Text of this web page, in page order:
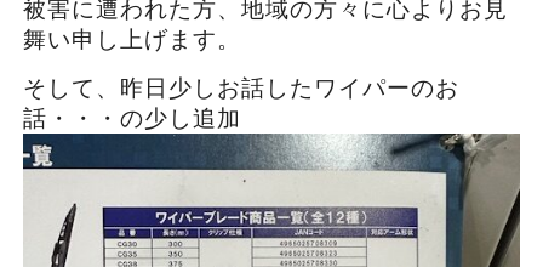
被害に遭われた方、地域の方々に心よりお見
舞い申し上げます。
そして、昨日少しお話したワイパーのお
話・・・の少し追加